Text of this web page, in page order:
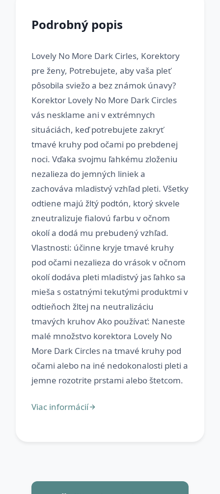
Podrobný popis
Lovely No More Dark Cirles, Korektory
pre ženy, Potrebujete, aby vaša pleť
pôsobila sviežo a bez známok únavy?
Korektor Lovely No More Dark Circles
vás nesklame ani v extrémnych
situáciách, keď potrebujete zakryť
tmavé kruhy pod očami po prebdenej
noci. Vďaka svojmu ľahkému zloženiu
nezalieza do jemných liniek a
zachováva mladistvý vzhľad pleti. Všetky
odtiene majú žltý podtón, ktorý skvele
zneutralizuje fialovú farbu v očnom
okolí a dodá mu prebudený vzhľad.
Vlastnosti: účinne kryje tmavé kruhy
pod očami nezalieza do vrások v očnom
okolí dodáva pleti mladistvý jas ľahko sa
mieša s ostatnými tekutými produktmi v
odtieňoch žltej na neutralizáciu
tmavých kruhov Ako používať: Naneste
malé množstvo korektora Lovely No
More Dark Circles na tmavé kruhy pod
očami alebo na iné nedokonalosti pleti a